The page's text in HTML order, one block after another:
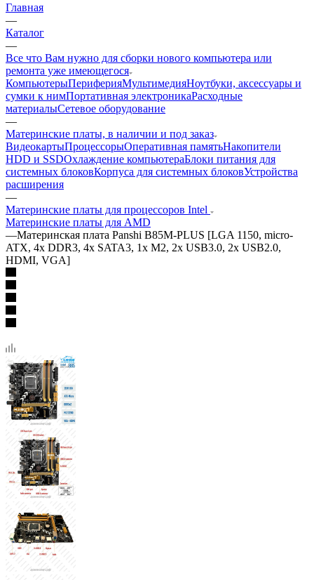
Главная
—
Каталог
—
Все что Вам нужно для сборки нового компьютера или
ремонта уже имеющегося
КомпьютерыПериферияМультимедияНоутбуки, аксессуары и
сумки к нимПортативная электроникаРасходные
материалыСетевое оборудование
—
Материнские платы, в наличии и под заказ
ВидеокартыПроцессорыОперативная памятьНакопители
HDD и SSDОхлаждение компьютераБлоки питания для
системных блоковКорпуса для системных блоковУстройства
расширения
—
Материнские платы для процессоров Intel
Материнские платы для AMD
—Материнская плата Panshi B85M-PLUS [LGA 1150, micro-
ATX, 4x DDR3, 4x SATA3, 1x M2, 2x USB3.0, 2x USB2.0,
HDMI, VGA]